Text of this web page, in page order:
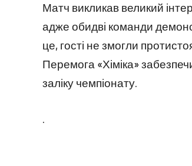
Матч викликав великий
адже обидві команди
це, гості не змогли
Перемога «Хіміка»
заліку чемпіонату.
.